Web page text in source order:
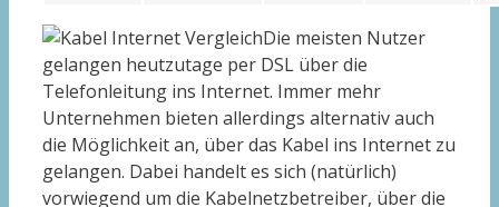
Die meisten Nutzer
gelangen heutzutage per DSL über die
Telefonleitung ins Internet. Immer mehr
Unternehmen bieten allerdings alternativ auch
die Möglichkeit an, über das Kabel ins Internet zu
gelangen. Dabei handelt es sich (natürlich)
vorwiegend um die Kabelnetzbetreiber, über die